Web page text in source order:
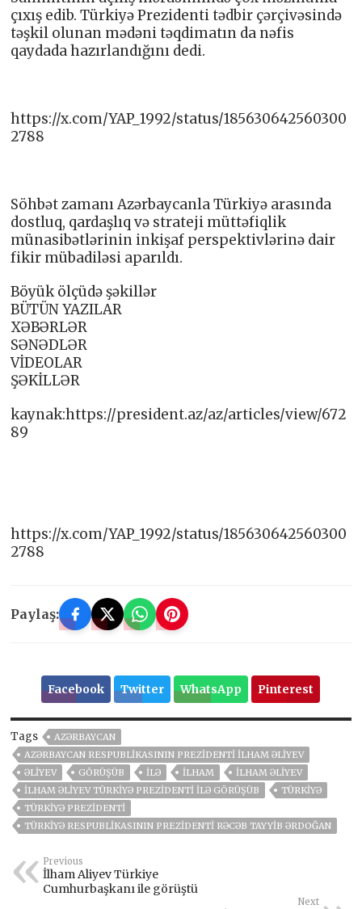
çıxış edib. Türkiyə Prezidenti tədbir çərçivəsində
təşkil olunan mədəni təqdimatın da nəfis
qaydada hazırlandığını dedi.
https://x.com/YAP_1992/status/185630642560300
2788
Söhbət zamanı Azərbaycanla Türkiyə arasında
dostluq, qardaşlıq və strateji müttəfiqlik
münasibətlərinin inkişaf perspektivlərinə dair
fikir mübadiləsi aparıldı.
Böyük ölçüdə şəkillər
BÜTÜN YAZILAR
XƏBƏRLƏR
SƏNƏDLƏR
VİDEOLAR
ŞƏKİLLƏR
kaynak:https://president.az/az/articles/view/672
89
https://x.com/YAP_1992/status/185630642560300
2788
Paylaş:
Facebook Twitter WhatsApp Pinterest
Tags
AZƏRBAYCAN
AZƏRBAYCAN RESPUBLIKASININ PREZIDENTI İLHAM ƏLIYEV
ƏLIYEV
GÖRÜŞÜB ILƏ İLHAM
İLHAM ƏLIYEV
İLHAM ƏLIYEV TÜRKIYƏ PREZIDENTI ILƏ GÖRÜŞÜB
TÜRKIYƏ
TÜRKIYƏ PREZIDENTI
TÜRKIYƏ RESPUBLIKASININ PREZIDENTI RƏCƏB TAYYIB ƏRDOĞAN
Previous
İlham Aliyev Türkiye
Cumhurbaşkanı ile görüştü
Next